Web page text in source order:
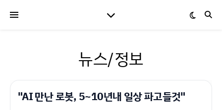
뉴스/정보
"AI 만난 로봇, 5~10년내 일상 파고들것"